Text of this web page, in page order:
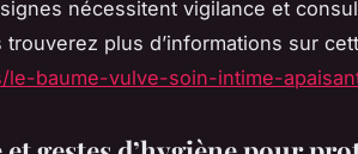
nécessitent vigilance et
plus d’informations sur
le-baume-vulve-soin-intime-